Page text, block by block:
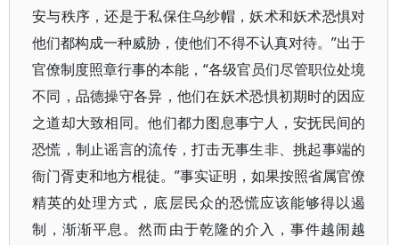
安与秩序，还是于私保住乌纱帽，妖术和妖术恐惧对
他们都构成一种威胁，使他们不得不认真对待。”出于
官僚制度照章行事的本能，“各级官员们尽管职位处境
不同，品德操守各异，他们在妖术恐惧初期时的因应
之道却大致相同。他们都力图息事宁人，安抚民间的
恐慌，制止谣言的流传，打击无事生非、挑起事端的
衙门胥吏和地方棍徒。”事实证明，如果按照省属官僚
精英的处理方式，底层民众的恐慌应该能够得以遏
制，渐渐平息。然而由于乾隆的介入，事件越闹越